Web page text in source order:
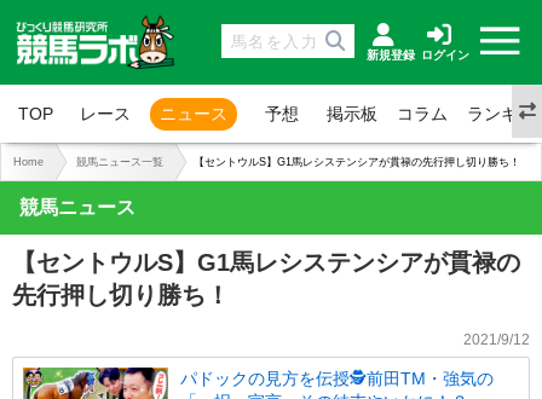
新規登録 ログイン
TOP レース ニュース 予想 掲示板 コラム ランキン
Home 競馬ニュース一覧 【セントウルS】G1馬レシステンシアが貫禄の先行押し切り勝ち！
競馬ニュース
【セントウルS】G1馬レシステンシアが貫禄の
先行押し切り勝ち！
2021/9/12
パドックの見方を伝授🕵前田TM・強気の